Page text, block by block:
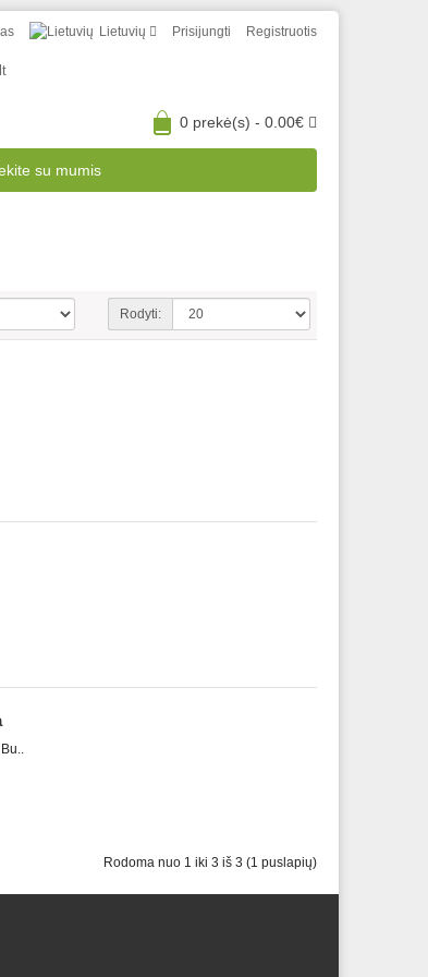
Prisijungti Registruotis
Lietuvių
0 prekė(s) - 0.00€
su mumis
Rodyti:
Rodoma nuo 1 iki 3 iš 3 (1 puslapių)